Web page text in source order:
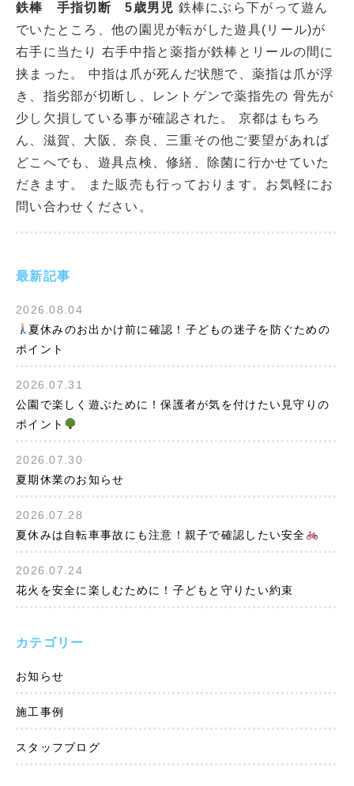
最新記事
2026.08.04
夏休みのお出かけ前に確認！子どもの迷子を防ぐための
ポイント
2026.07.31
公園で楽しく遊ぶために！保護者が気を付けたい見守りの
ポイント
2026.07.30
夏期休業のお知らせ
2026.07.28
夏休みは自転車事故にも注意！親子で確認したい安全
2026.07.24
花火を安全に楽しむために！子どもと守りたい約束
カテゴリー
お知らせ
施工事例
スタッフブログ
鉄棒 手指切断 5歳男児 鉄棒にぶら下がって遊ん
でいたところ、他の園児が転がした遊具(リール)が
右手に当たり 右手中指と薬指が鉄棒とリールの間に
挟まった。 中指は爪が死んだ状態で、薬指は爪が浮
き、指劣部が切断し、レントゲンで薬指先の 骨先が
少し欠損している事が確認された。 京都はもちろ
ん、滋賀、大阪、奈良、三重その他ご要望があれば
どこへでも、遊具点検、修繕、除菌に行かせていた
だきます。 また販売も行っております。お気軽にお
問い合わせください。